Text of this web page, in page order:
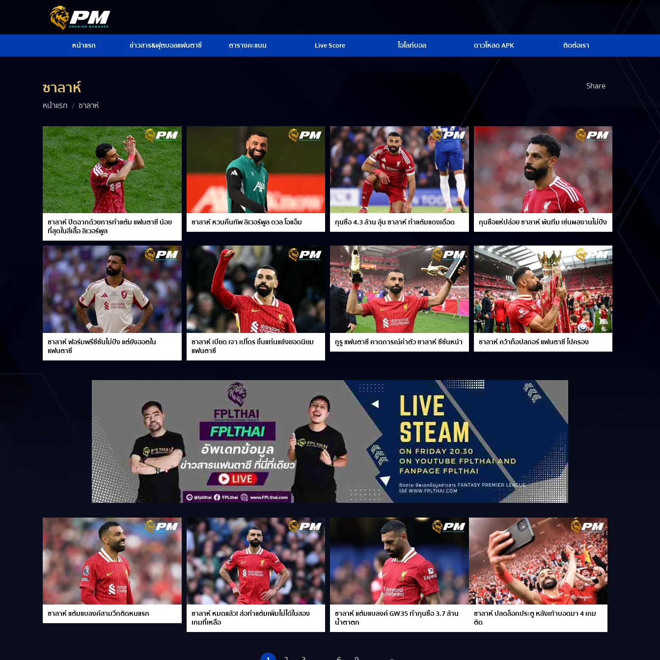
หน้าแรก ข่าวสาร&ฟุตบอลแฟนตาซี ตารางคะแนน Live Score ไฮไลท์บอล ดาวโหลด APK ติดต่อเรา
ซาลาห์
Share
หน้าแรก
ซาลาห์
ซาลาห์ ปิดฉากด้วยการทำแต้ม แฟนตาซี น้อย
ที่สุดในสีเสื้อ ลิเวอร์พูล
ซาลาห์ หวนคืนทัพ ลิเวอร์พูล ดวล โอแอ็ม กุนซือ 4.3 ล้าน ลุ้น ซาลาห์ ทำแต้มแดงเดือด กุนซือแห่ปล่อย ซาลาห์ พ้นทีม เซ่นผลงานไม่ปัง
ซาลาห์ ฟอร์มพรีซีซั่นไม่ปัง แต่ยังฮอตใน
แฟนตาซี
ซาลาห์ เบียด เจา เปโดร ขึ้นแท่นแข้งยอดนิยม
แฟนตาซี
กูรู แฟนตาซี คาดการณ์ค่าตัว ซาลาห์ ซีซั่นหน้า ซาลาห์ คว้าท็อปสกอร์ แฟนตาซี ไปครอง
ซาลาห์ แต้มแบลงค์สามวีกติดหนแรก
ซาลาห์ หมดแล้ว! ส่อทำแต้มเพิ่มไม่ได้ในสอง
เกมที่เหลือ
ซาลาห์ แต้มแบลงค์ GW35 ทำกุนซือ 3.7 ล้าน
น้ำตาตก
ซาลาห์ ปลดล็อกประตู หลังเท้าบอดมา 4 เกม
ติด